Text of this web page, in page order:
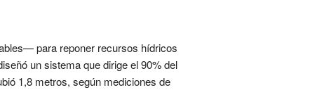
para reponer recursos hídricos
un sistema que dirige el 90% del
1,8 metros, según mediciones de